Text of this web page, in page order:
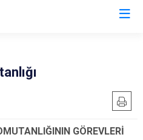
KahramankazanGÖREVLERİ